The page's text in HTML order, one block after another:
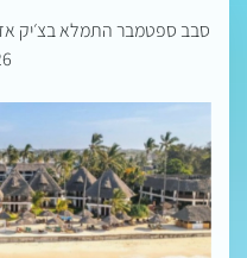
סבב ספטמבר התמלא בצ׳יק אז